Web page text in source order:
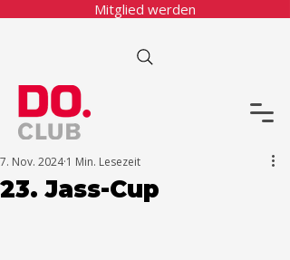
Mitglied werden
23.⁠ ⁠Jass-Cup
7. Nov. 2024 1 Min. Lesezeit